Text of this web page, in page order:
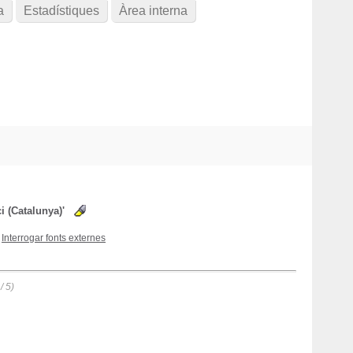
(Catalunya)'
Interrogar fonts externes
5)
Estadístiques Àrea interna